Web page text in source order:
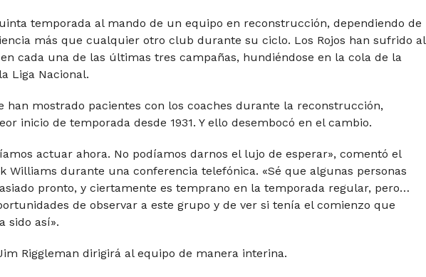
temporada al mando de un equipo en reconstrucción, dependiendo de
más que cualquier otro club durante su ciclo. Los Rojos han sufrido al
cada una de las últimas tres campañas, hundiéndose en la cola de la
Liga Nacional.
han mostrado pacientes con los coaches durante la reconstrucción,
inicio de temporada desde 1931. Y ello desembocó en el cambio.
actuar ahora. No podíamos darnos el lujo de esperar», comentó el
Williams durante una conferencia telefónica. «Sé que algunas personas
pronto, y ciertamente es temprano en la temporada regular, pero…
de observar a este grupo y de ver si tenía el comienzo que
sido así».
Riggleman dirigirá al equipo de manera interina.